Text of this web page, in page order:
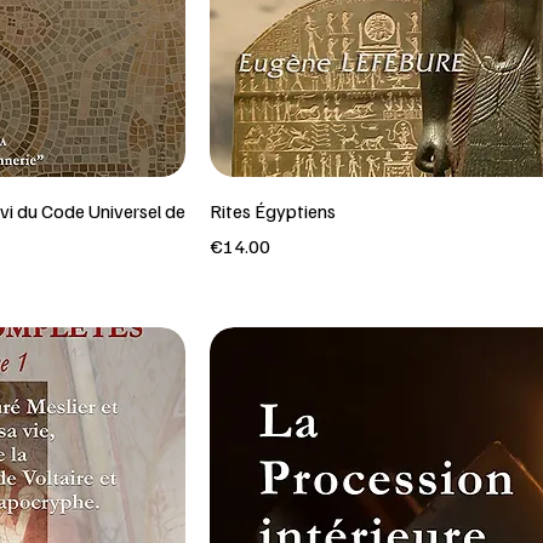
du Code Universel de
Rites Égyptiens
Price
€14.00